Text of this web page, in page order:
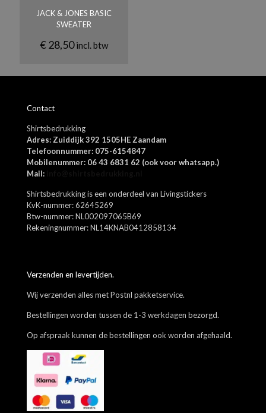
mail*
Mijn naam, e-mail en site opslaan in deze browser voor de
volgende keer wanneer ik een reactie plaats.
JACK & JONES BASIC
SWEATER
€28,50 incl. btw
Contact
Shirtsbedrukking
Adres: Zuiddijk 392 1505HE Zaandam
Telefoonnummer: 075-6154847
Mobilenummer: 06 43 6831 62 (ook voor whatsapp.)
Mail:
Shirtsbedrukking is een onderdeel van Livingstickers
KvK-nummer: 62645269
Btw-nummer: NL002097065B69
Rekeningnummer: NL14KNAB0412858134
Verzenden en levertijden.
Wij verzenden alles met Postnl pakketservice.
Bestellingen worden tussen de 1-3 werkdagen bezorgd.
Op afspraak kunnen de bestellingen ook worden afgehaald.